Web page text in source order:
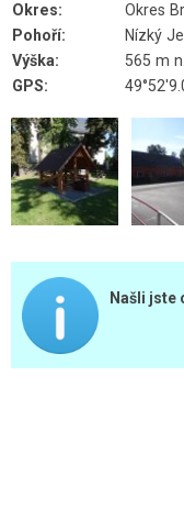
Okres:
Okres
Pohoří:
Nízký
Výška:
565 m
GPS:
Našli jste